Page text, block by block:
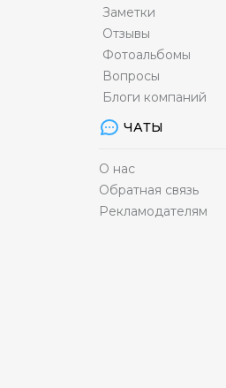
Заметки
Отзывы
Фотоальбомы
Вопросы
Блоги компаний
ЧАТЫ
О нас
Обратная связь
Рекламодателям